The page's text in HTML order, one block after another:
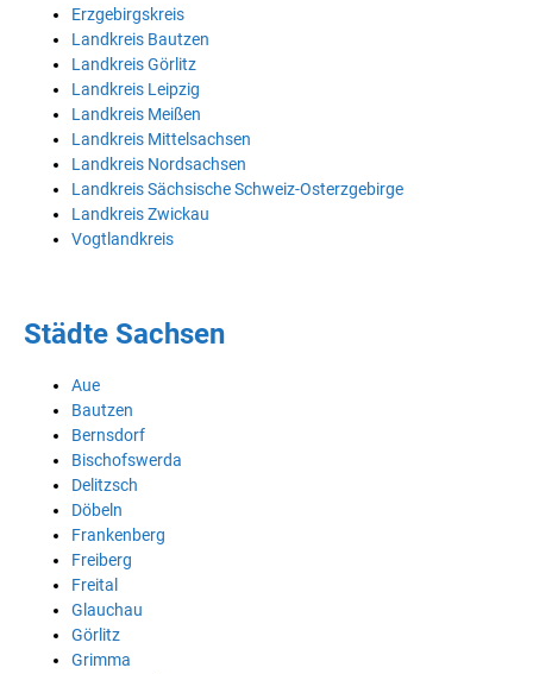
Erzgebirgskreis
Landkreis Bautzen
Landkreis Görlitz
Landkreis Leipzig
Landkreis Meißen
Landkreis Mittelsachsen
Landkreis Nordsachsen
Landkreis Sächsische Schweiz-Osterzgebirge
Landkreis Zwickau
Vogtlandkreis
Städte Sachsen
Aue
Bautzen
Bernsdorf
Bischofswerda
Delitzsch
Döbeln
Frankenberg
Freiberg
Freital
Glauchau
Görlitz
Grimma